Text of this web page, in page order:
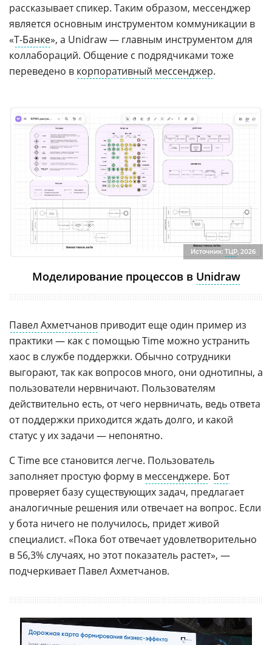
рассказывает спикер. Таким образом, мессенджер
является основным инструментом коммуникации в
«Т-Банке», а Unidraw — главным инструментом для
коллабораций. Общение с подрядчиками тоже
переведено в корпоративный мессенджер.
Источник: ТЦР, 2026
Моделирование процессов в Unidraw
Павел Ахметчанов приводит еще один пример из
практики — как с помощью Time можно устранить
хаос в службе поддержки. Обычно сотрудники
выгорают, так как вопросов много, они однотипны, а
пользователи нервничают. Пользователям
действительно есть, от чего нервничать, ведь ответа
от поддержки приходится ждать долго, и какой
статус у их задачи — непонятно.
С Time все становится легче. Пользователь
заполняет простую форму в мессенджере. Бот
проверяет базу существующих задач, предлагает
аналогичные решения или отвечает на вопрос. Если
у бота ничего не получилось, придет живой
специалист. «Пока бот отвечает удовлетворительно
в 56,3% случаях, но этот показатель растет», —
подчеркивает Павел Ахметчанов.